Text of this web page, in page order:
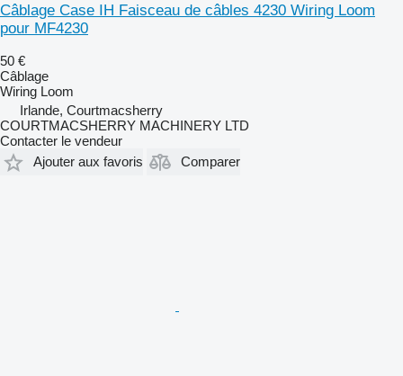
Câblage Case IH Faisceau de câbles 4230 Wiring Loom
pour MF4230
50 €
Câblage
Wiring Loom
Irlande, Courtmacsherry
COURTMACSHERRY MACHINERY LTD
Contacter le vendeur
Ajouter aux favoris
Comparer